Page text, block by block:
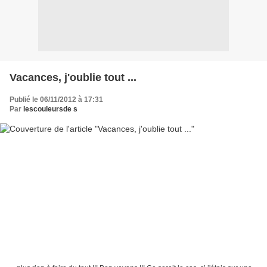
Vacances, j'oublie tout ...
Publié le 06/11/2012 à 17:31
Par lescouleursde s